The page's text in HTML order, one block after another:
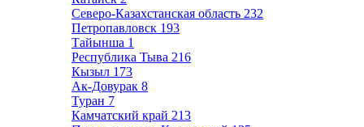
Северо-Казахстанская область 232
Петропавловск 193
Тайынша 1
Республика Тыва 216
Кызыл 173
Ак-Довурак 8
Туран 7
Камчатский край 213